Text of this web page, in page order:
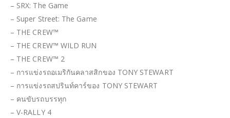
– SRX: The Game
– Super Street: The Game
– THE CREW™
– THE CREW™ WILD RUN
– THE CREW™ 2
– การแข่งรถอเมริกันคลาสสิกของ TONY STEWART
– การแข่งรถสปรินท์คาร์ของ TONY STEWART
– คนขับรถบรรทุก
– V-RALLY 4